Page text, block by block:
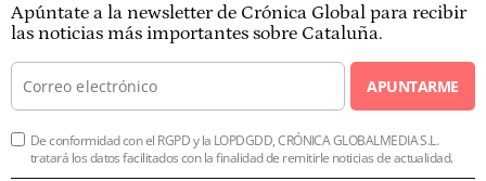
Apúntate a la newsletter de Crónica Global para recibir
las noticias más importantes sobre Cataluña.
APUNTARME
De conformidad con el RGPD y la LOPDGDD, CRÓNICA GLOBALMEDIA S.L.
tratará los datos facilitados con la finalidad de remitirle noticias de actualidad.